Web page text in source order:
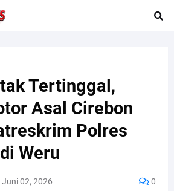
Tertinggal,
Asal Cirebon
Polres
Weru
Juni 02, 2026 0